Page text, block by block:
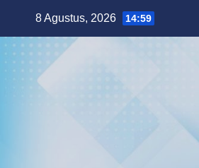
content
8 Agustus, 2026 14:59